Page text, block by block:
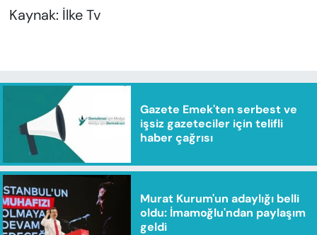
Kaynak: İlke Tv
Gazete Emek'ten serbest ve
işsiz gazeteciler için telifli
haber çağrısı
Murat Kurum'un adaylığı belli
oldu: İmamoğlu'ndan paylaşım
geldi